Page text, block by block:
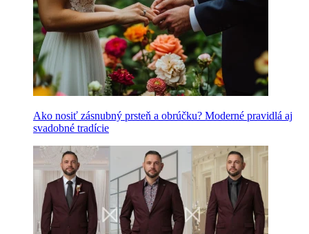
Ako nosiť zásnubný prsteň a obrúčku? Moderné pravidlá aj
svadobné tradície